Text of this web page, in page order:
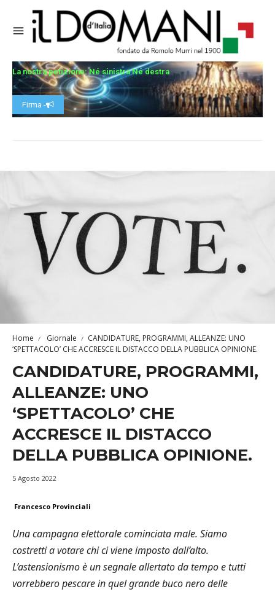
La nostra petizione: Né sinistra Né destra
Firma -
Home Giornale
CANDIDATURE, PROGRAMMI, ALLEANZE: UNO
‘SPETTACOLO’ CHE ACCRESCE IL DISTACCO DELLA PUBBLICA OPINIONE.
CANDIDATURE, PROGRAMMI,
ALLEANZE: UNO
‘SPETTACOLO’ CHE
ACCRESCE IL DISTACCO
DELLA PUBBLICA OPINIONE.
5 Agosto 2022
Francesco Provinciali
Una campagna elettorale cominciata male. Siamo
costretti a votare chi ci viene imposto dall’alto.
L’astensionismo è un segnale allertato da tempo e tutti
vorrebbero pescare in quel grande buco nero delle